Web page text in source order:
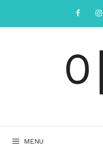
츠
MENU